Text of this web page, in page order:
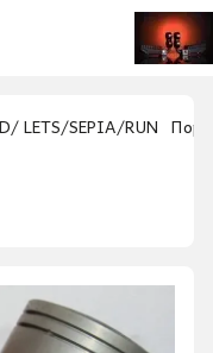
LETS/SEPIA/RUN